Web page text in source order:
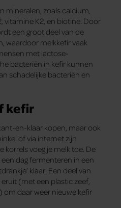
mineralen, zoals calcium,
vitamine K2, en biotine. Door
een groot deel van de
waardoor melkkefir vaak
met lactose-
bacteriën in kefir kunnen
schadelijke bacteriën en
kefir
en-klaar kopen, maar ook
of via internet zijn
korrels voeg je melk toe. De
dag fermenteren in een
klaar. Een deel van
(met een plastic zeef,
om daar weer nieuwe kefir